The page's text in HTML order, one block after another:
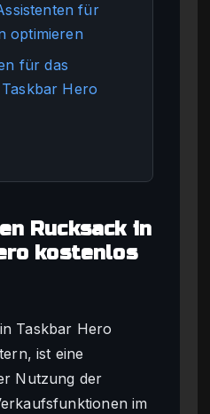
für
optimieren
für das
Hero
Rucksack in
kostenlos
Taskbar Hero
ist eine
Nutzung der
im